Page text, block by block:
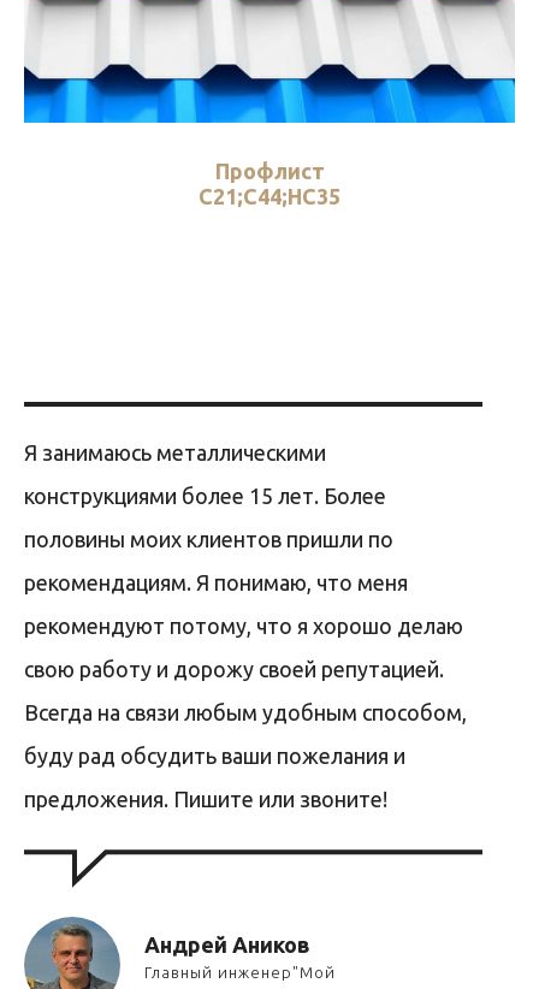
Профлист
С21;С44;НС35
Я занимаюсь металлическими
конструкциями более 15 лет. Более
половины моих клиентов пришли по
рекомендациям. Я понимаю, что меня
рекомендуют потому, что я хорошо делаю
свою работу и дорожу своей репутацией.
Всегда на связи любым удобным способом,
буду рад обсудить ваши пожелания и
предложения. Пишите или звоните!
Андрей Аников
Главный инженер"Мой